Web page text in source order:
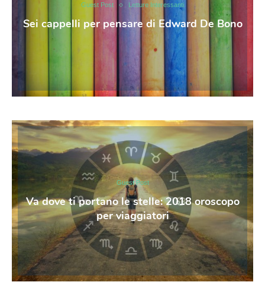
Guest Post Letture Interessanti
Sei cappelli per pensare di Edward De Bono
Guest Post
Va dove ti portano le stelle: 2018 oroscopo
per viaggiatori